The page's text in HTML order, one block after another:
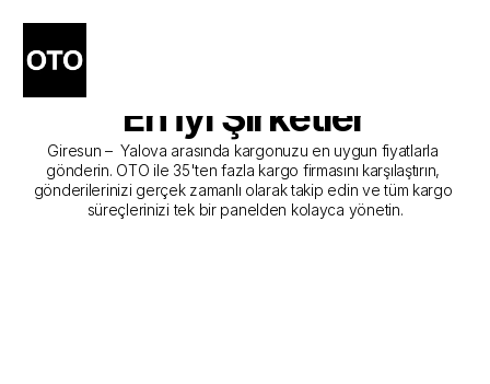
Giresun - Yalova Kargo
Gönderim Hizmeti Sunan
En İyi Şirketler
Giresun –  Yalova arasında kargonuzu en uygun fiyatlarla
gönderin. OTO ile 35'ten fazla kargo firmasını karşılaştırın,
gönderilerinizi gerçek zamanlı olarak takip edin ve tüm kargo
süreçlerinizi tek bir panelden kolayca yönetin.